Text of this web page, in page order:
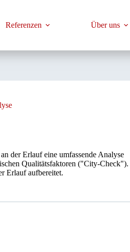
Referenzen Über uns
der Erlauf eine umfassende Analyse
Qualitätsfaktoren ("City-Check").
Erlauf aufbereitet.